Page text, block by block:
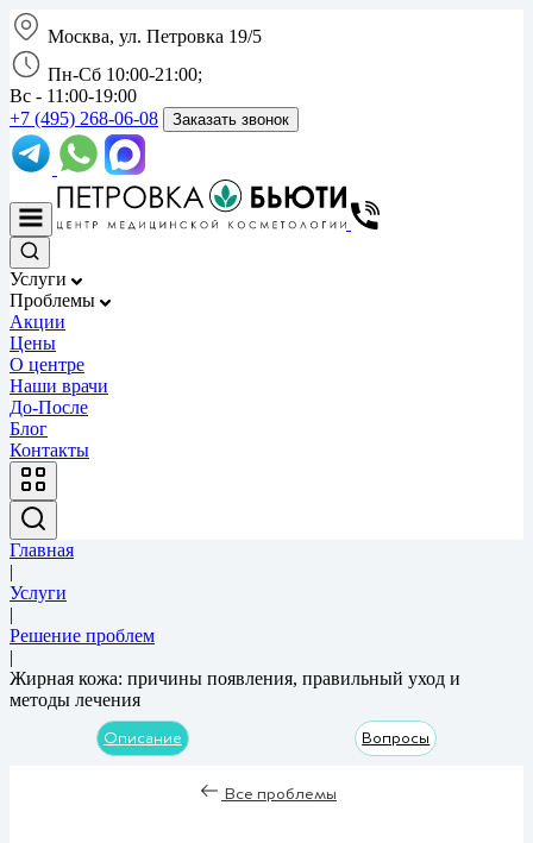
Москва, ул. Петровка 19/5
Пн-Сб 10:00-21:00;
Вс - 11:00-19:00
+7 (495) 268-06-08
Заказать звонок
Услуги
Проблемы
Акции
Цены
О центре
Наши врачи
До-После
Блог
Контакты
Главная
|
Услуги
|
Решение проблем
|
Жирная кожа: причины появления, правильный уход и
методы лечения
Описание Вопросы
Все проблемы